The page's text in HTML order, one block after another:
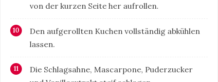
von der kurzen Seite her aufrollen.
Den aufgerollten Kuchen vollständig abkühlen
lassen.
Die Schlagsahne, Mascarpone, Puderzucker